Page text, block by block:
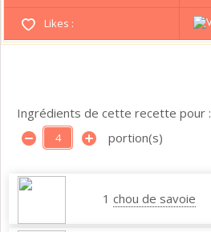
Likes :
Ingrédients de cette recette pour :
portion(s)
1 chou de savoie